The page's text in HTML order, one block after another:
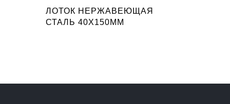
ЛОТОК НЕРЖАВЕЮЩАЯ
СТАЛЬ 40X150ММ